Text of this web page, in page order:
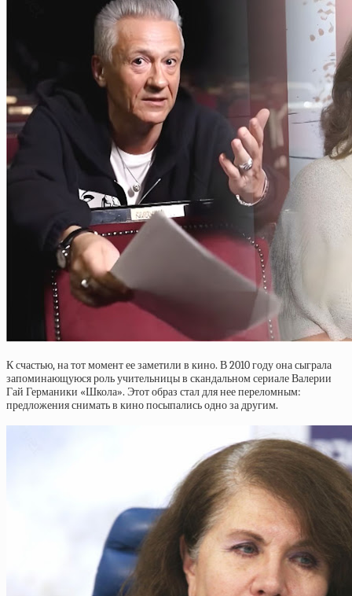
К счастью, на тот момент ее заметили в кино. В 2010 году она сыграла
запоминающуюся роль учительницы в скандальном сериале Валерии
Гай Германики «Школа». Этот образ стал для нее переломным:
предложения снимать в кино посыпались одно за другим.